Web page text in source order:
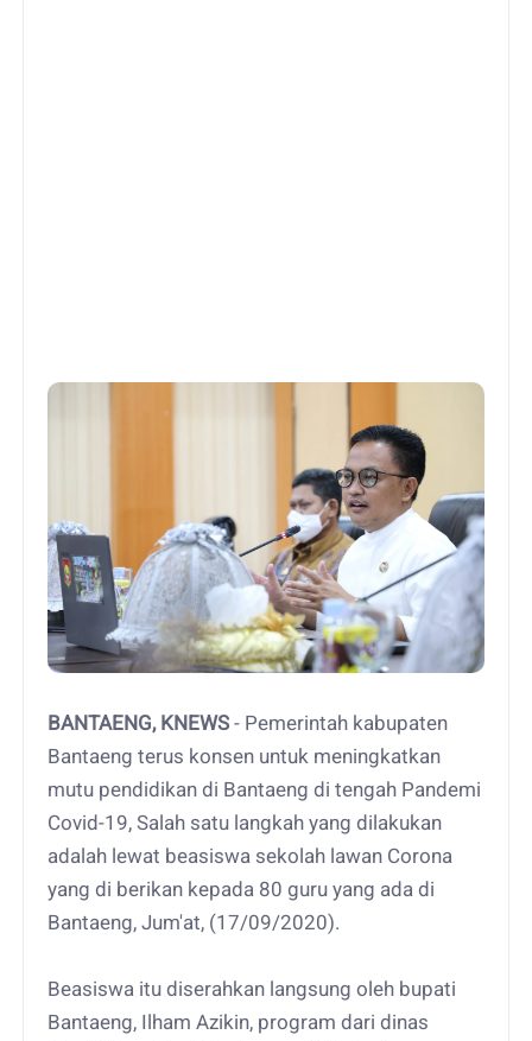
BANTAENG, KNEWS - Pemerintah kabupaten
Bantaeng terus konsen untuk meningkatkan
mutu pendidikan di Bantaeng di tengah Pandemi
Covid-19, Salah satu langkah yang dilakukan
adalah lewat beasiswa sekolah lawan Corona
yang di berikan kepada 80 guru yang ada di
Bantaeng, Jum'at, (17/09/2020).
Beasiswa itu diserahkan langsung oleh bupati
Bantaeng, Ilham Azikin, program dari dinas